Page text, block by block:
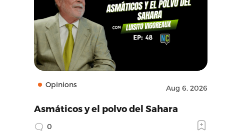
Opinions Aug 6, 2026
Asmáticos y el polvo del Sahara
0